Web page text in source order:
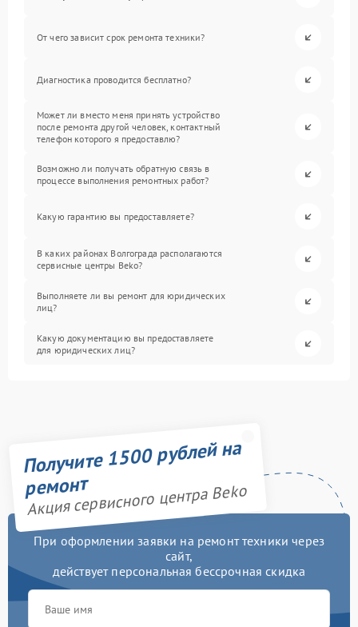
От чего зависит срок ремонта техники?
Диагностика проводится бесплатно?
Может ли вместо меня принять устройство
после ремонта другой человек, контактный
телефон которого я предоставлю?
Возможно ли получать обратную связь в
процессе выполнения ремонтных работ?
Какую гарантию вы предоставляете?
В каких районах Волгограда располагаются
сервисные центры Beko?
Выполняете ли вы ремонт для юридических
лиц?
Какую документацию вы предоставляете
для юридических лиц?
Получите 1500 рублей на
ремонт
Акция сервисного центра Beko
При оформлении заявки на ремонт техники через
сайт,
действует персональная бессрочная скидка